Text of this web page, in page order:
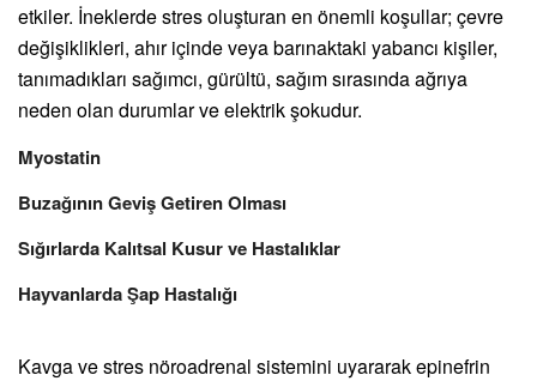
etkiler. İneklerde stres oluşturan en önemli koşullar; çevre
değişiklikleri, ahır içinde veya barınaktaki yabancı kişiler,
tanımadıkları sağımcı, gürültü, sağım sırasında ağrıya
neden olan durumlar ve elektrik şokudur.
Myostatin
Buzağının Geviş Getiren Olması
Sığırlarda Kalıtsal Kusur ve Hastalıklar
Hayvanlarda Şap Hastalığı
Kavga ve stres nöroadrenal sistemini uyararak epinefrin